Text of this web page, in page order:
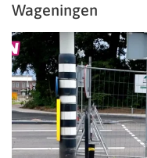
Wageningen